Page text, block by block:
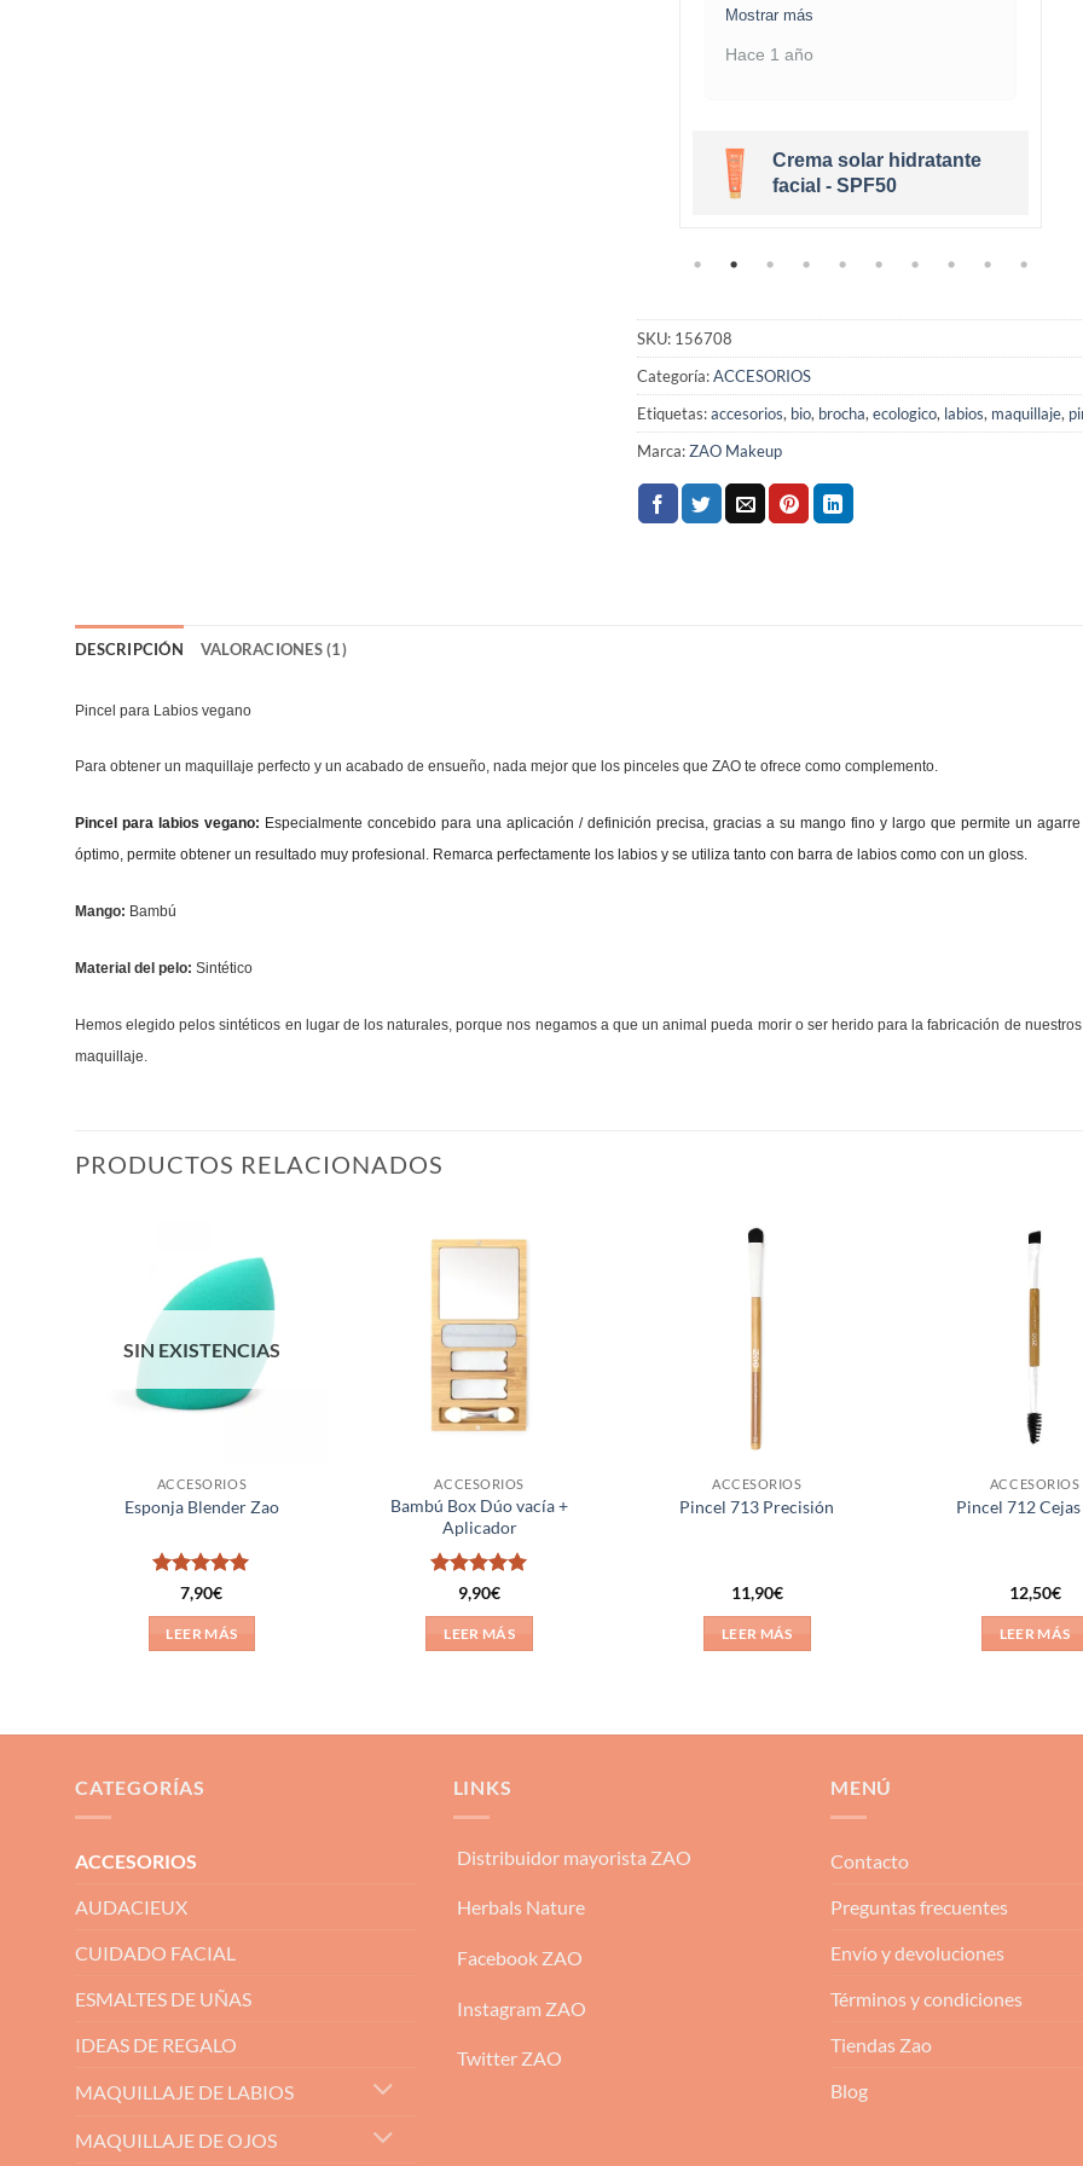
Mostrar más
Hace 1 año
Crema solar hidratante
facial - SPF50
SKU: 156708
Categoría:ACCESORIOS
Etiquetas:accesorios, bio, brocha, ecologico, labios, maquillaje,
Marca:ZAO Makeup
DESCRIPCIÓN VALORACIONES (1)
Pincel para Labios vegano
Para obtener un maquillaje perfecto y un acabado de ensueño, nada mejor que los pinceles que ZAO te ofrece como complemento.
Pincel para labios vegano: Especialmente concebido para una aplicación / definición precisa, gracias a su mango fino y largo que permite un
óptimo, permite obtener un resultado muy profesional. Remarca perfectamente los labios y se utiliza tanto con barra de labios como con un gloss.
Mango: Bambú
Material del pelo: Sintético
Hemos elegido pelos sintéticos en lugar de los naturales, porque nos negamos a que un animal pueda morir o ser herido para la fabricación de
maquillaje.
PRODUCTOS RELACIONADOS
Añadir
lista de
SIN EXISTENCIAS
ACCESORIOS
Esponja Blender Zao
Valorado
7,90€
LEER MÁS
ACCESORIOS
Bambú Box Dúo vacía +
Aplicador
Valorado
9,90€
LEER MÁS
ACCESORIOS
Pincel 713 Precisión
11,90€
LEER MÁS
ACCESORIOS
Pincel 712
12,50€
LEER MÁS
CATEGORÍAS
ACCESORIOS
AUDACIEUX
CUIDADO FACIAL
ESMALTES DE UÑAS
IDEAS DE REGALO
MAQUILLAJE DE LABIOS
MAQUILLAJE DE OJOS
LINKS
Distribuidor mayorista ZAO
Herbals Nature
Facebook ZAO
Instagram ZAO
Twitter ZAO
MENÚ
Contacto
Preguntas frecuentes
Envío y devoluciones
Términos y condiciones
Tiendas Zao
Blog